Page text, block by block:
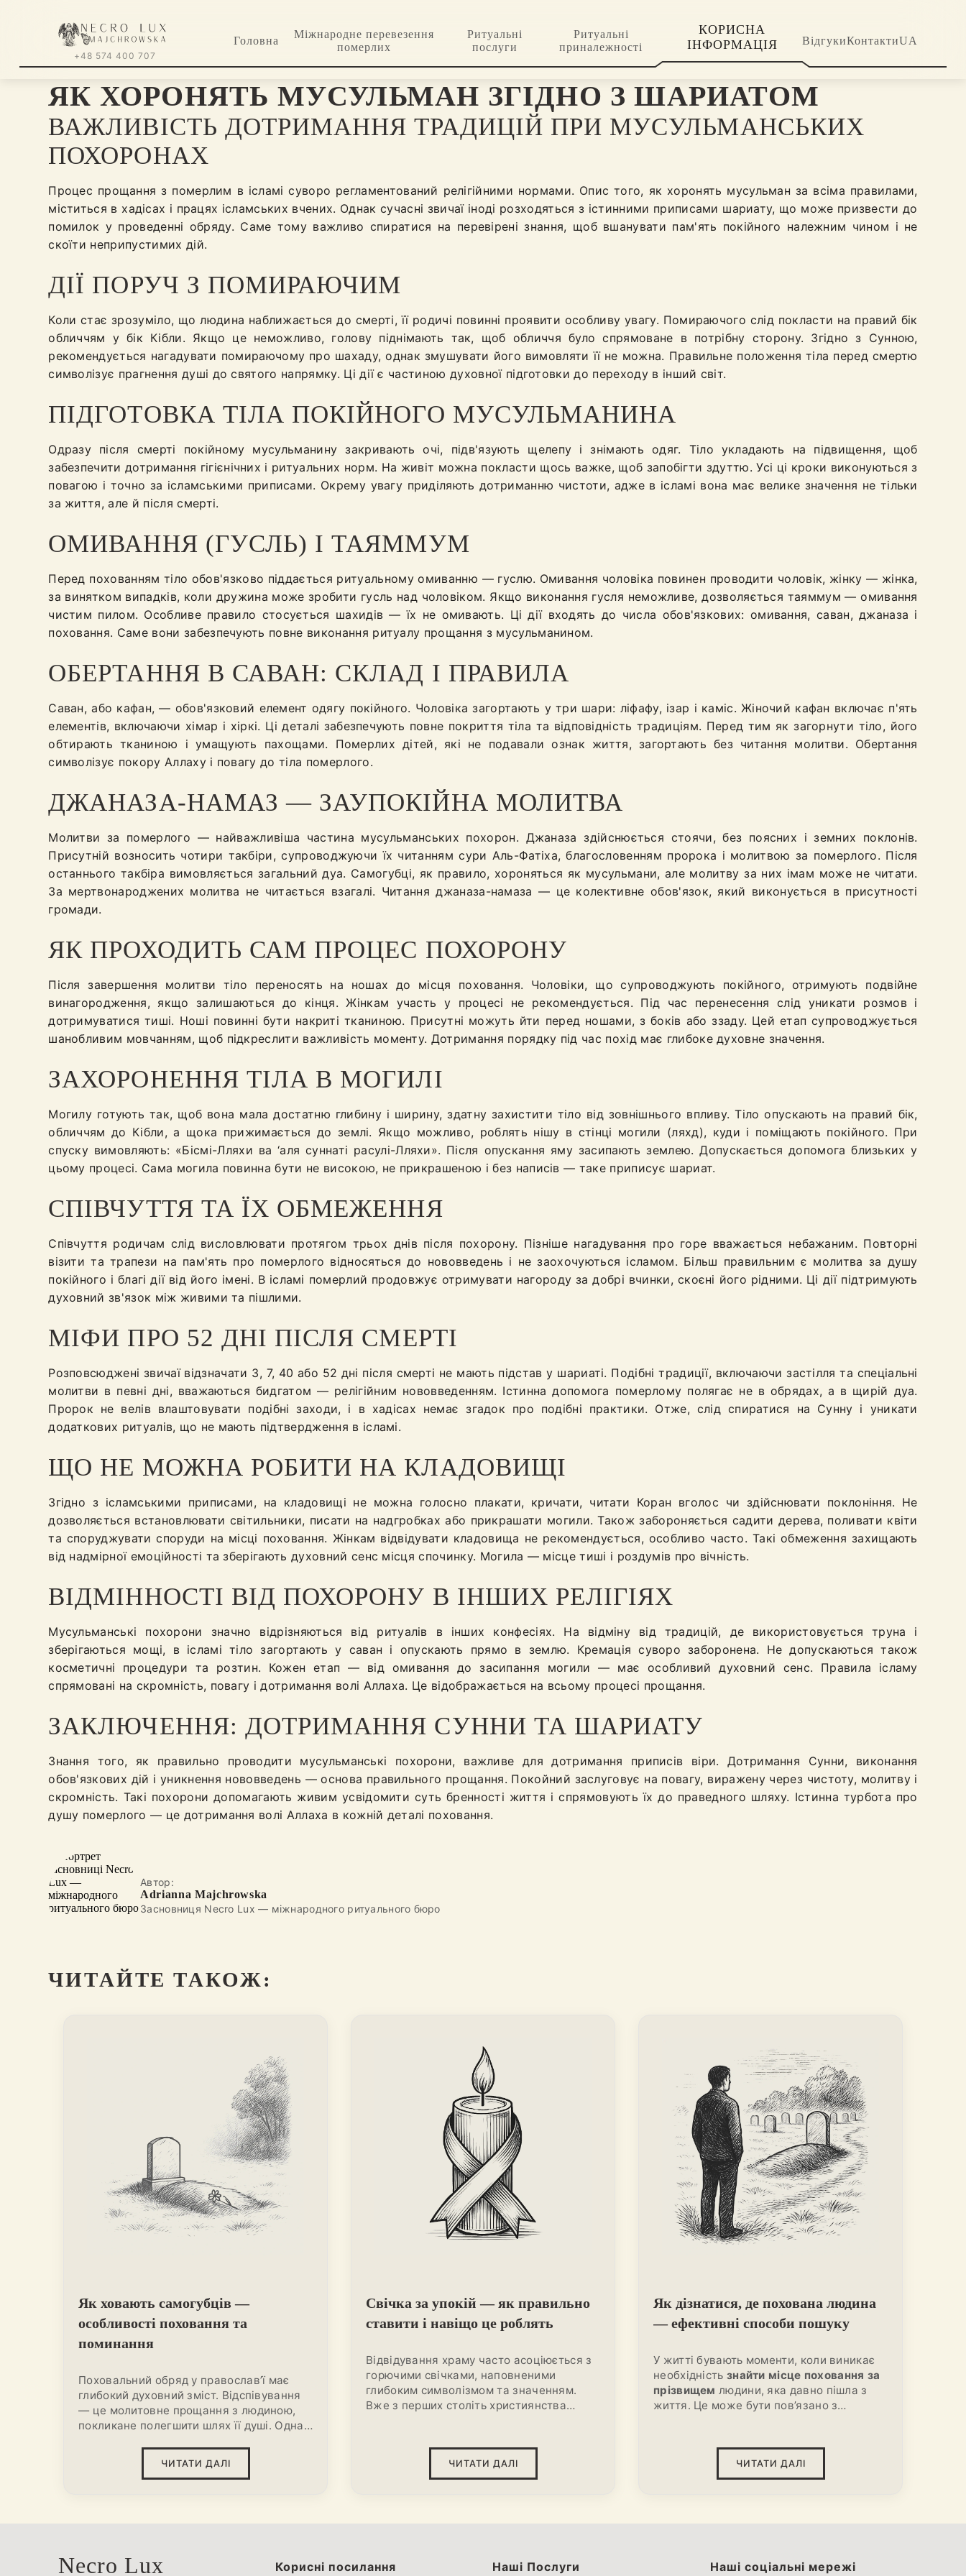
+48 574 400 707
Головна
Міжнародне перевезення
померлих
Ритуальні
послуги
Ритуальні
приналежності
КОРИСНА
ІНФОРМАЦІЯ
ВідгукиКонтактиUA
ЯК ХОРОНЯТЬ МУСУЛЬМАН ЗГІДНО З ШАРИАТОМ
ВАЖЛИВІСТЬ ДОТРИМАННЯ ТРАДИЦІЙ ПРИ МУСУЛЬМАНСЬКИХ
ПОХОРОНАХ
Процес прощання з померлим в ісламі суворо регламентований релігійними нормами. Опис того, як хоронять мусульман за всіма правилами,
міститься в хадісах і працях ісламських вчених. Однак сучасні звичаї іноді розходяться з істинними приписами шариату, що може призвести до
помилок у проведенні обряду. Саме тому важливо спиратися на перевірені знання, щоб вшанувати пам'ять покійного належним чином і не
скоїти неприпустимих дій.
ДІЇ ПОРУЧ З ПОМИРАЮЧИМ
Коли стає зрозуміло, що людина наближається до смерті, її родичі повинні проявити особливу увагу. Помираючого слід покласти на правий бік
обличчям у бік Кібли. Якщо це неможливо, голову піднімають так, щоб обличчя було спрямоване в потрібну сторону. Згідно з Сунною,
рекомендується нагадувати помираючому про шахаду, однак змушувати його вимовляти її не можна. Правильне положення тіла перед смертю
символізує прагнення душі до святого напрямку. Ці дії є частиною духовної підготовки до переходу в інший світ.
ПІДГОТОВКА ТІЛА ПОКІЙНОГО МУСУЛЬМАНИНА
Одразу після смерті покійному мусульманину закривають очі, підв'язують щелепу і знімають одяг. Тіло укладають на підвищення, щоб
забезпечити дотримання гігієнічних і ритуальних норм. На живіт можна покласти щось важке, щоб запобігти здуттю. Усі ці кроки виконуються з
повагою і точно за ісламськими приписами. Окрему увагу приділяють дотриманню чистоти, адже в ісламі вона має велике значення не тільки
за життя, але й після смерті.
ОМИВАННЯ (ГУСЛЬ) І ТАЯММУМ
Перед похованням тіло обов'язково піддається ритуальному омиванню — гуслю. Омивання чоловіка повинен проводити чоловік, жінку — жінка,
за винятком випадків, коли дружина може зробити гусль над чоловіком. Якщо виконання гусля неможливе, дозволяється таяммум — омивання
чистим пилом. Особливе правило стосується шахидів — їх не омивають. Ці дії входять до числа обов'язкових: омивання, саван, джаназа і
поховання. Саме вони забезпечують повне виконання ритуалу прощання з мусульманином.
ОБЕРТАННЯ В САВАН: СКЛАД І ПРАВИЛА
Саван, або кафан, — обов'язковий елемент одягу покійного. Чоловіка загортають у три шари: ліфафу, ізар і каміс. Жіночий кафан включає п'ять
елементів, включаючи хімар і хіркі. Ці деталі забезпечують повне покриття тіла та відповідність традиціям. Перед тим як загорнути тіло, його
обтирають тканиною і умащують пахощами. Померлих дітей, які не подавали ознак життя, загортають без читання молитви. Обертання
символізує покору Аллаху і повагу до тіла померлого.
ДЖАНАЗА-НАМАЗ — ЗАУПОКІЙНА МОЛИТВА
Молитви за померлого — найважливіша частина мусульманських похорон. Джаназа здійснюється стоячи, без поясних і земних поклонів.
Присутній возносить чотири такбіри, супроводжуючи їх читанням сури Аль-Фатіха, благословенням пророка і молитвою за померлого. Після
останнього такбіра вимовляється загальний дуа. Самогубці, як правило, хороняться як мусульмани, але молитву за них імам може не читати.
За мертвонароджених молитва не читається взагалі. Читання джаназа-намаза — це колективне обов'язок, який виконується в присутності
громади.
ЯК ПРОХОДИТЬ САМ ПРОЦЕС ПОХОРОНУ
Після завершення молитви тіло переносять на ношах до місця поховання. Чоловіки, що супроводжують покійного, отримують подвійне
винагородження, якщо залишаються до кінця. Жінкам участь у процесі не рекомендується. Під час перенесення слід уникати розмов і
дотримуватися тиші. Ноші повинні бути накриті тканиною. Присутні можуть йти перед ношами, з боків або ззаду. Цей етап супроводжується
шанобливим мовчанням, щоб підкреслити важливість моменту. Дотримання порядку під час похід має глибоке духовне значення.
ЗАХОРОНЕННЯ ТІЛА В МОГИЛІ
Могилу готують так, щоб вона мала достатню глибину і ширину, здатну захистити тіло від зовнішнього впливу. Тіло опускають на правий бік,
обличчям до Кібли, а щока прижимається до землі. Якщо можливо, роблять нішу в стінці могили (ляхд), куди і поміщають покійного. При
спуску вимовляють: «Бісмі-Лляхи ва ‘аля суннаті расулі-Лляхи». Після опускання яму засипають землею. Допускається допомога близьких у
цьому процесі. Сама могила повинна бути не високою, не прикрашеною і без написів — таке приписує шариат.
СПІВЧУТТЯ ТА ЇХ ОБМЕЖЕННЯ
Співчуття родичам слід висловлювати протягом трьох днів після похорону. Пізніше нагадування про горе вважається небажаним. Повторні
візити та трапези на пам'ять про померлого відносяться до нововведень і не заохочуються ісламом. Більш правильним є молитва за душу
покійного і благі дії від його імені. В ісламі померлий продовжує отримувати нагороду за добрі вчинки, скоєні його рідними. Ці дії підтримують
духовний зв'язок між живими та пішлими.
МІФИ ПРО 52 ДНІ ПІСЛЯ СМЕРТІ
Розповсюджені звичаї відзначати 3, 7, 40 або 52 дні після смерті не мають підстав у шариаті. Подібні традиції, включаючи застілля та спеціальні
молитви в певні дні, вважаються бидгатом — релігійним нововведенням. Істинна допомога померлому полягає не в обрядах, а в щирій дуа.
Пророк не велів влаштовувати подібні заходи, і в хадісах немає згадок про подібні практики. Отже, слід спиратися на Сунну і уникати
додаткових ритуалів, що не мають підтвердження в ісламі.
ЩО НЕ МОЖНА РОБИТИ НА КЛАДОВИЩІ
Згідно з ісламськими приписами, на кладовищі не можна голосно плакати, кричати, читати Коран вголос чи здійснювати поклоніння. Не
дозволяється встановлювати світильники, писати на надгробках або прикрашати могили. Також забороняється садити дерева, поливати квіти
та споруджувати споруди на місці поховання. Жінкам відвідувати кладовища не рекомендується, особливо часто. Такі обмеження захищають
від надмірної емоційності та зберігають духовний сенс місця спочинку. Могила — місце тиші і роздумів про вічність.
ВІДМІННОСТІ ВІД ПОХОРОНУ В ІНШИХ РЕЛІГІЯХ
Мусульманські похорони значно відрізняються від ритуалів в інших конфесіях. На відміну від традицій, де використовується труна і
зберігаються мощі, в ісламі тіло загортають у саван і опускають прямо в землю. Кремація суворо заборонена. Не допускаються також
косметичні процедури та розтин. Кожен етап — від омивання до засипання могили — має особливий духовний сенс. Правила ісламу
спрямовані на скромність, повагу і дотримання волі Аллаха. Це відображається на всьому процесі прощання.
ЗАКЛЮЧЕННЯ: ДОТРИМАННЯ СУННИ ТА ШАРИАТУ
Знання того, як правильно проводити мусульманські похорони, важливе для дотримання приписів віри. Дотримання Сунни, виконання
обов'язкових дій і уникнення нововведень — основа правильного прощання. Покойний заслуговує на повагу, виражену через чистоту, молитву і
скромність. Такі похорони допомагають живим усвідомити суть бренності життя і спрямовують їх до праведного шляху. Істинна турбота про
душу померлого — це дотримання волі Аллаха в кожній деталі поховання.
Автор:
Adrianna Majchrowska
Засновниця Necro Lux — міжнародного ритуального бюро
ЧИТАЙТЕ ТАКОЖ:
Як ховають самогубців —
особливості поховання та
поминання
Поховальний обряд у православ’ї має
глибокий духовний зміст. Відспівування
— це молитовне прощання з людиною,
покликане полегшити шлях її душі. Однак
Самогубство заперечується церквою,
померлого, але й стати причиною
ЧИТАТИ ДАЛІ
Свічка за упокій — як правильно
ставити і навіщо це роблять
Відвідування храму часто асоціюється з
горючими свічками, наповненими
глибоким символізмом та значенням.
Вже з перших століть християнства
Відомо, що в катакомбах та інших темних
місцях перші християни запалювали
свічки для молитви і богослужінь. Саме
ЧИТАТИ ДАЛІ
Як дізнатися, де похована людина
— ефективні способи пошуку
У житті бувають моменти, коли виникає
необхідність знайти місце поховання за
прізвищем людини, яка давно пішла з
життя. Це може бути пов’язано з
місце поховання для догляду за
могилою. Пошук, на перший погляд, може
здатися простим, але на практиці він
ЧИТАТИ ДАЛІ
Necro Lux Корисні посилання Наші Послуги Наші соціальні мережі